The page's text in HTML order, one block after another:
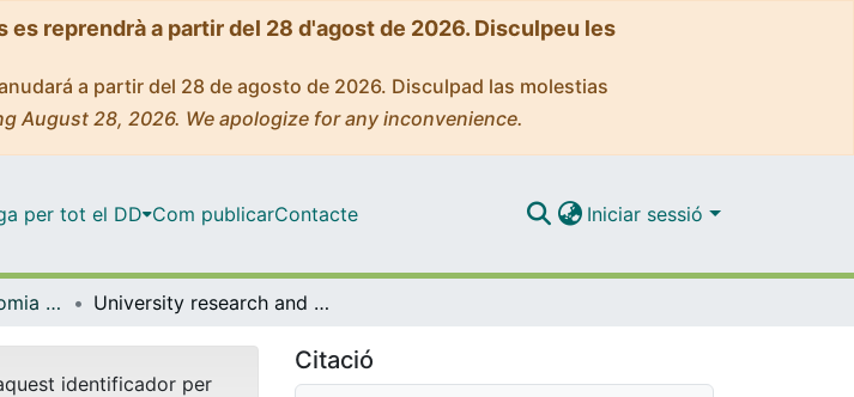
reprendrà a partir del 28 d'agost de 2026. Disculpeu les
a partir del 28 de agosto de 2026. Disculpad las molestias
August 28, 2026. We apologize for any inconvenience.
per tot el DD Com publicarContacte Iniciar sessió
IEB (Institut d’Economia de Barcelona) – Working Papers University research and the location of patents in Spain
identificador per
Citació